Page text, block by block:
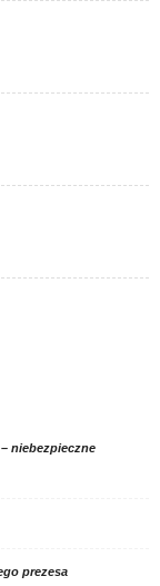
niebezpieczne
prezesa